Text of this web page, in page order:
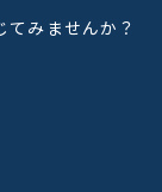
てみませんか？